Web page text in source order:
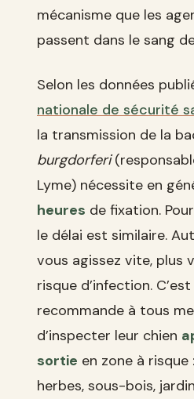
mécanisme que les
passent dans le sang
Selon les données
nationale de sécurité
la transmission de la
burgdorferi
Lyme) nécessite en
heures de fixation.
le délai est similaire.
vous agissez vite, plus
risque d’infection.
recommande à tous
d’inspecter leur chien
sortie en zone à
herbes, sous-bois,